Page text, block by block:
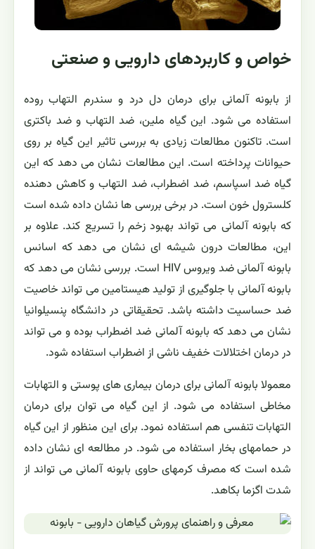
خواص و کاربردهای دارویی و صنعتی
از بابونه آلمانی برای درمان دل درد و سندرم التهاب روده
استفاده می شود. این گیاه ملین، ضد التهاب و ضد باکتری
است. تاکنون مطالعات زیادی به بررسی تاثیر این گیاه بر روی
حیوانات پرداخته است. این مطالعات نشان می دهد که این
گیاه ضد اسپاسم، ضد اضطراب، ضد التهاب و کاهش دهنده
کلسترول خون است. در برخی بررسی ها نشان داده شده است
که بابونه آلمانی می تواند بهبود زخم را تسریع کند. علاوه بر
این، مطالعات درون شیشه ای نشان می دهد که اسانس
بابونه آلمانی ضد ویروس HIV است. بررسی نشان می دهد که
بابونه آلمانی با جلوگیری از تولید هیستامین می تواند خاصیت
ضد حساسیت داشته باشد. تحقیقاتی در دانشگاه پنسیلوانیا
نشان می دهد که بابونه آلمانی ضد اضطراب بوده و می تواند
در درمان اختلالات خفیف ناشی از اضطراب استفاده شود.
معمولا بابونه آلمانی برای درمان بیماری های پوستی و التهابات
مخاطی استفاده می شود. از این گیاه می توان برای درمان
التهابات تنفسی هم استفاده نمود. برای این منظور از این گیاه
در حمامهای بخار استفاده می شود. در مطالعه ای نشان داده
شده است که مصرف کرمهای حاوی بابونه آلمانی می تواند از
شدت اگزما بکاهد.